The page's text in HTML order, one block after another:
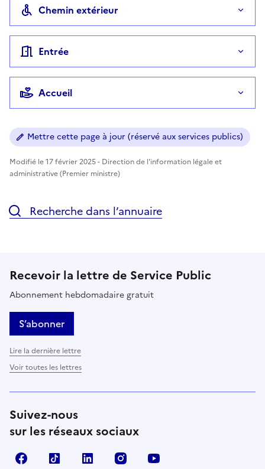
Chemin extérieur
Entrée
Accueil
Mettre cette page à jour (réservé aux services publics)
Modifié le 17 février 2025 - Direction de l'information légale et
administrative (Premier ministre)
Recherche dans l’annuaire
Recevoir la lettre de Service Public
Abonnement hebdomadaire gratuit
S’abonner
Lire la dernière lettre
Voir toutes les lettres
Suivez-nous
sur les réseaux sociaux
FacebookTikTok LinkedIn Instagram